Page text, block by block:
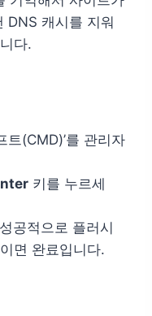
DNS 캐시를 지워
다.
트(CMD)’를 관리자
키를 누르세
공적으로 플러시
면 완료입니다.